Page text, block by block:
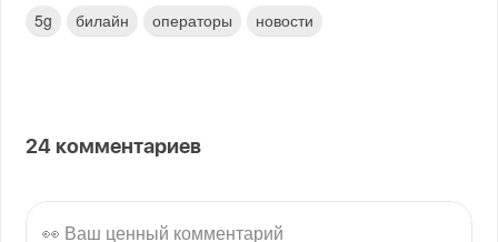
5g билайн операторы новости
24 комментариев